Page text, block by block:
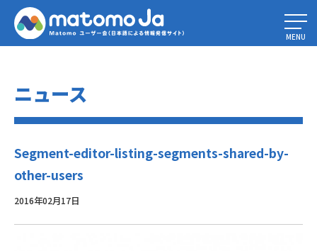
Home» »
shared-by-other-users
MENU
ニュース
Segment-editor-listing-segments-shared-by-
other-users
2016年02月17日